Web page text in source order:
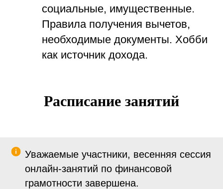
социальные, имущественные.
Правила получения вычетов,
необходимые документы. Хобби
как источник дохода.
Расписание занятий
Уважаемые участники, весенняя сессия
онлайн-занятий по финансовой
грамотности завершена.